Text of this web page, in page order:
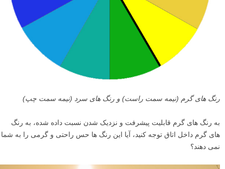
رنگ های گرم (نیمه سمت راست) و رنگ های سرد (نیمه سمت چپ)
به رنگ های گرم قابلیت پیشرفت و نزدیک شدن نسبت داده شده، به رنگ
های گرم داخل اتاق توجه کنید، آیا این رنگ ها حس راحتی و گرمی را به شما
نمی دهند؟